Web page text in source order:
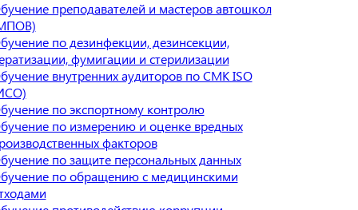
преподавателей и мастеров автошкол
по дезинфекции, дезинсекции,
фумигации и стерилизации
внутренних аудиторов по СМК ISO
по экспортному контролю
по измерению и оценке вредных
факторов
по защите персональных данных
по обращению с медицинскими